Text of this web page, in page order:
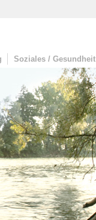
Soziales / Gesundheit